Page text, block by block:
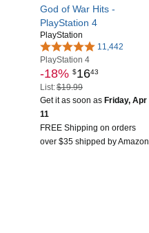
God of War Hits -
PlayStation 4
PlayStation
11,442
PlayStation 4
-18% $1643
List:$19.99
Get it as soon as Friday, Apr
11
FREE Shipping on orders
over $35 shipped by Amazon